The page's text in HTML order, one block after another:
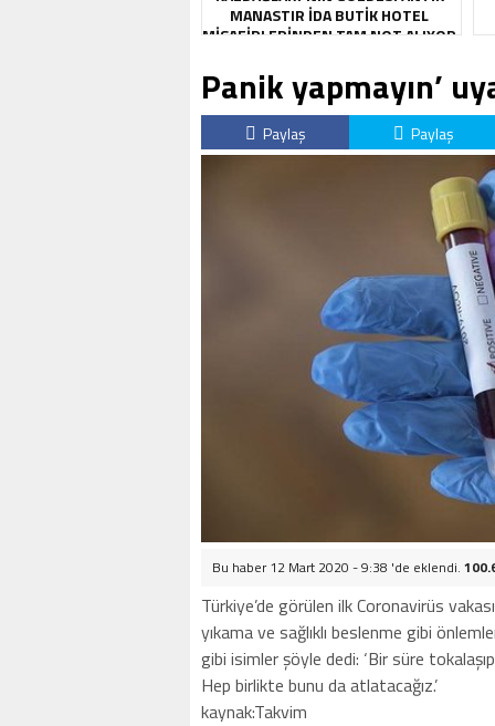
MANASTIR İDA BUTIK HOTEL
MISAFIRLERINDEN TAM NOT ALIYOR
Panik yapmayın’
Paylaş Paylaş
Bu haber 12 Mart 2020 - 9:38 'de eklendi.
Türkiye’de görülen ilk Coronavirüs
yıkama ve sağlıklı beslenme gibi
gibi isimler şöyle dedi: ‘Bir süre
Hep birlikte bunu da atlatacağız.’
kaynak:Takvim